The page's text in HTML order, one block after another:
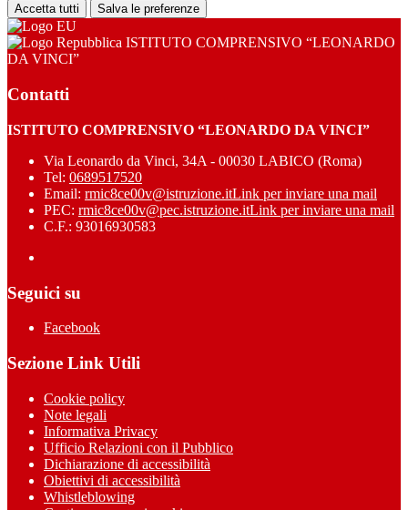
Accetta tutti Salva le preferenze
ISTITUTO COMPRENSIVO “LEONARDO
DA VINCI”
Contatti
ISTITUTO COMPRENSIVO “LEONARDO DA VINCI”
Via Leonardo da Vinci, 34A - 00030 LABICO (Roma)
Tel: 0689517520
Email: rmic8ce00v@istruzione.itLink per inviare una mail
PEC: rmic8ce00v@pec.istruzione.itLink per inviare una mail
C.F.: 93016930583
Seguici su
Facebook
Sezione Link Utili
Cookie policy
Note legali
Informativa Privacy
Ufficio Relazioni con il Pubblico
Dichiarazione di accessibilità
Obiettivi di accessibilità
Whistleblowing